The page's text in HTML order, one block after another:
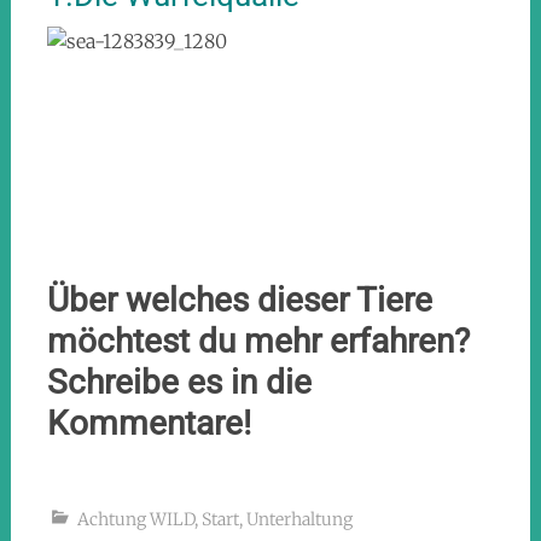
Über welches dieser Tiere
möchtest du mehr erfahren?
Schreibe es in die
Kommentare!
Achtung WILD, Start,Unterhaltung